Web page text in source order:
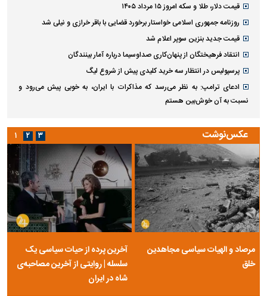
قیمت دلار، طلا و سکه امروز ۱۵ مرداد ۱۴۰۵
روزنامه جمهوری اسلامی خواستار برخورد قضایی با باقر خرازی و نیلی شد
قیمت جدید بنزین سوپر اعلام شد
انتقاد فرهیختگان از پنهان‌کاری صداوسیما درباره آمار بینندگان
پرسپولیس در انتظار سه خرید کلیدی پیش از شروع لیگ
ادعای ترامپ: به نظر می‌رسد که مذاکرات با ایران، به خوبی پیش می‌رود و
نسبت به آن خوش‌بین هستم
عکس‌نوشت
مرصاد و الهیات سیاسی مجاهدین
خلق
آخرین پرده از حیات سیاسی یک
سلسله | روایتی از آخرین مصاحبه‌ی
شاه در ایران
۱ ۲ ۳